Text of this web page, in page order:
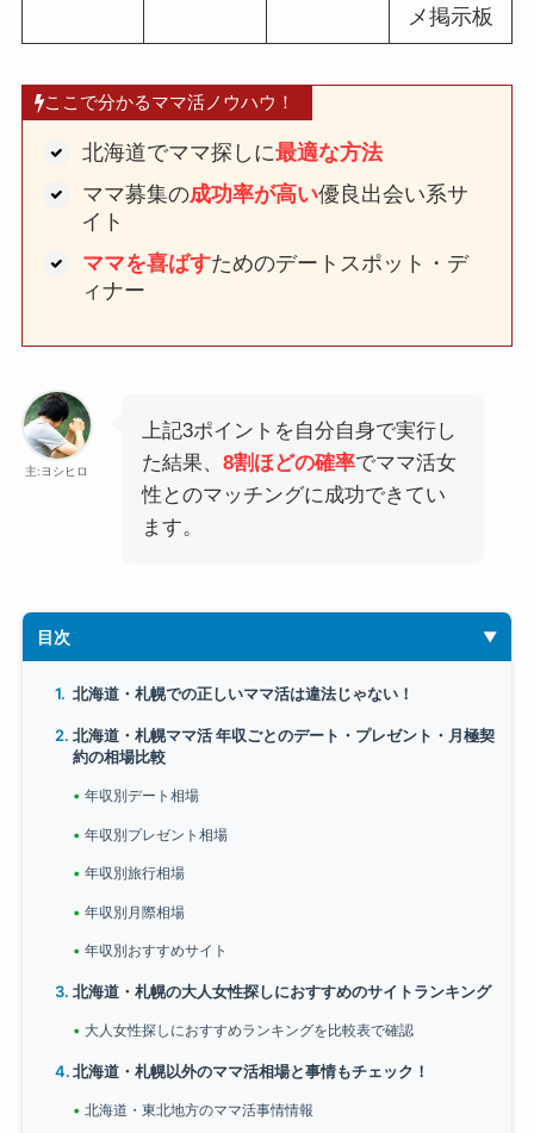
メ掲示板
ここで分かるママ活ノウハウ！
北海道でママ探しに最適な方法
ママ募集の成功率が高い優良出会い系サ
イト
ママを喜ばすためのデートスポット・デ
ィナー
主:ヨシヒロ
上記3ポイントを自分自身で実行し
た結果、 8割ほどの確率でママ活女
性とのマッチングに成功できてい
ます。
目次
北海道・札幌での正しいママ活は違法じゃない！
北海道・札幌ママ活 年収ごとのデート・プレゼント・月極契
約の相場比較
年収別デート相場
年収別プレゼント相場
年収別旅行相場
年収別月際相場
年収別おすすめサイト
北海道・札幌の大人女性探しにおすすめのサイトランキング
大人女性探しにおすすめランキングを比較表で確認
北海道・札幌以外のママ活相場と事情もチェック！
北海道・東北地方のママ活事情情報